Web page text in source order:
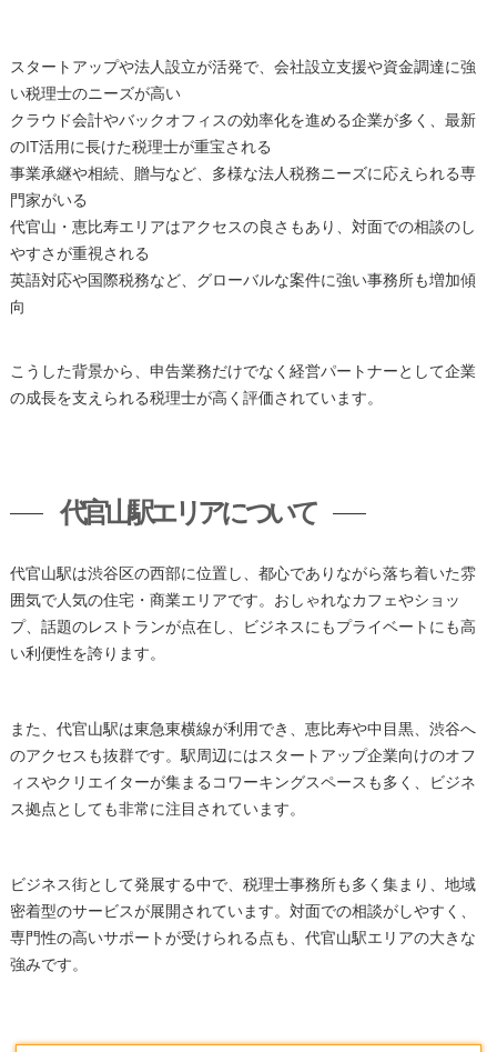
スタートアップや法人設立が活発で、会社設立支援や資金調達に強
い税理士のニーズが高い
クラウド会計やバックオフィスの効率化を進める企業が多く、最新
のIT活用に長けた税理士が重宝される
事業承継や相続、贈与など、多様な法人税務ニーズに応えられる専
門家がいる
代官山・恵比寿エリアはアクセスの良さもあり、対面での相談のし
やすさが重視される
英語対応や国際税務など、グローバルな案件に強い事務所も増加傾
向
こうした背景から、申告業務だけでなく経営パートナーとして企業
の成長を支えられる税理士が高く評価されています。
代官山駅エリアについて
代官山駅は渋谷区の西部に位置し、都心でありながら落ち着いた雰
囲気で人気の住宅・商業エリアです。おしゃれなカフェやショッ
プ、話題のレストランが点在し、ビジネスにもプライベートにも高
い利便性を誇ります。
また、代官山駅は東急東横線が利用でき、恵比寿や中目黒、渋谷へ
のアクセスも抜群です。駅周辺にはスタートアップ企業向けのオフ
ィスやクリエイターが集まるコワーキングスペースも多く、ビジネ
ス拠点としても非常に注目されています。
ビジネス街として発展する中で、税理士事務所も多く集まり、地域
密着型のサービスが展開されています。対面での相談がしやすく、
専門性の高いサポートが受けられる点も、代官山駅エリアの大きな
強みです。